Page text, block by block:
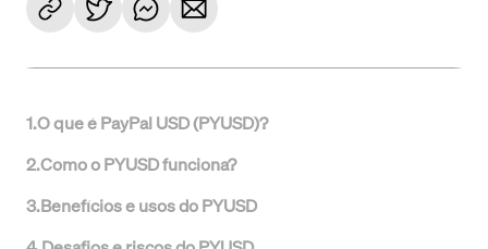
1.O que é PayPal USD (PYUSD)?
2.Como o PYUSD funciona?
3.Benefícios e usos do PYUSD